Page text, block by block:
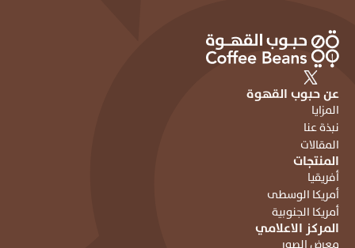
المركز الاعلامي
المنتجات
أفريقيا
أمريكا الوسطى
أمريكا الجنوبية
عن حبوب القهوة
المزايا
نبذة عنا
المقالات